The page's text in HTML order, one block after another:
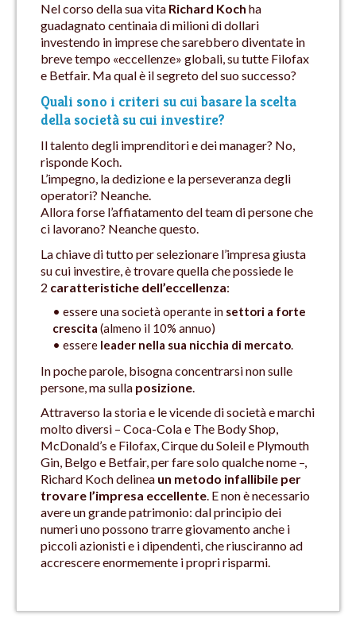
Nel corso della sua vita Richard Koch ha
guadagnato centinaia di milioni di dollari
investendo in imprese che sarebbero diventate in
breve tempo «eccellenze» globali, su tutte Filofax
e Betfair. Ma qual è il segreto del suo successo?
Quali sono i criteri su cui basare la scelta
della società su cui investire?
Il talento degli imprenditori e dei manager? No,
risponde Koch.
L’impegno, la dedizione e la perseveranza degli
operatori? Neanche.
Allora forse l’affiatamento del team di persone che
ci lavorano? Neanche questo.
La chiave di tutto per selezionare l’impresa giusta
su cui investire, è trovare quella che possiede le
2 caratteristiche dell’eccellenza:
• essere una società operante in settori a forte
crescita (almeno il 10% annuo)
• essere leader nella sua nicchia di mercato.
In poche parole, bisogna concentrarsi non sulle
persone, ma sulla posizione.
Attraverso la storia e le vicende di società e marchi
molto diversi – Coca-Cola e The Body Shop,
McDonald’s e Filofax, Cirque du Soleil e Plymouth
Gin, Belgo e Betfair, per fare solo qualche nome –,
Richard Koch delinea un metodo infallibile per
trovare l’impresa eccellente. E non è necessario
avere un grande patrimonio: dal principio dei
numeri uno possono trarre giovamento anche i
piccoli azionisti e i dipendenti, che riusciranno ad
accrescere enormemente i propri risparmi.